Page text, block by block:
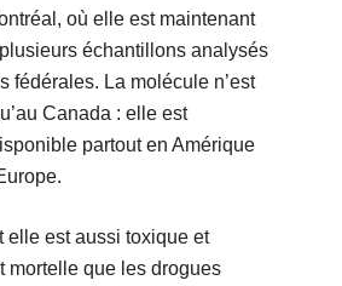
où elle est maintenant
échantillons analysés
fédérales. La molécule n’est
Canada : elle est
partout en Amérique
elle est aussi toxique et
mortelle que les drogues